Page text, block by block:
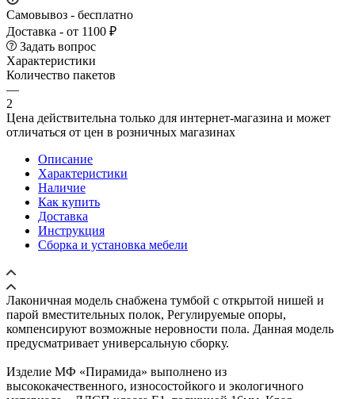
Самовывоз - бесплатно
Доставка - от 1100 ₽
Задать вопрос
Характеристики
Количество пакетов
—
2
Цена действительна только для интернет-магазина и может
отличаться от цен в розничных магазинах
Описание
Характеристики
Наличие
Как купить
Доставка
Инструкция
Сборка и установка мебели
Лаконичная модель снабжена тумбой с открытой нишей и
парой вместительных полок, Регулируемые опоры,
компенсируют возможные неровности пола. Данная модель
предусматривает универсальную сборку.
Изделие МФ «Пирамида» выполнено из
высококачественного, износостойкого и экологичного